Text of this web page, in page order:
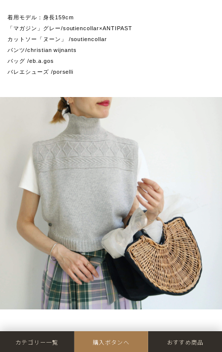
着用モデル：身長159cm
「マガジン」グレー/soutiencollar×ANTIPAST
カットソー「ヌーン」 /soutiencollar
パンツ/christian wijnants
バッグ /eb.a.gos
バレエシューズ /porselli
カテゴリー一覧 購入ボタンへ おすすめ商品